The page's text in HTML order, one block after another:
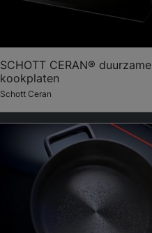
SCHOTT CERAN® duurzame
kookplaten
Schott Ceran